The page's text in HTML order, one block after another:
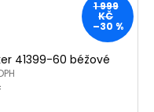
1 999
KČ
–30 %
41399-60 béžové